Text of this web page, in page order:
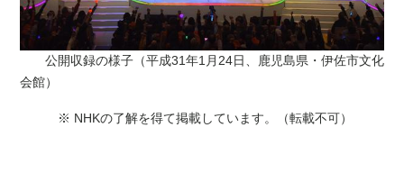
公開収録の様子（平成31年1月24日、鹿児島県・伊佐市文化
会館）
※ NHKの了解を得て掲載しています。（転載不可）